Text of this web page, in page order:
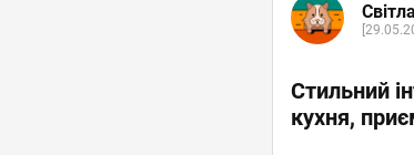
Стильний
кухня,